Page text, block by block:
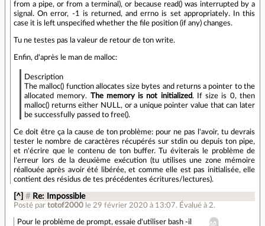
from a pipe, or from a terminal), or because read() was interrupted by a
signal. On error, -1 is returned, and errno is set appropriately. In this
case it is left unspecified whether the file position (if any) changes.
Tu ne testes pas la valeur de retour de ton write.
Enfin, d'après le man de malloc:
Description
The malloc() function allocates size bytes and returns a pointer to the
allocated memory.
The memory is not initialized. If size is 0, then
malloc() returns either NULL, or a unique pointer value that can later
be successfully passed to free().
Ce doit être ça la cause de ton problème: pour ne pas l'avoir, tu devrais
tester le nombre de caractères récupérés sur stdin ou depuis ton pipe,
et n'écrire que le contenu de ton buffer. Tu éviterais le problème de
l'erreur lors de la deuxième exécution (tu utilises une zone mémoire
réallouée après avoir été libérée, et comme elle est pas initialisée, elle
contient des résidus de tes précédentes écritures/lectures).
[^] # Re: Impossible
Posté partotof2000 le 29 février 2020 à 13:07. Évalué à 2.
Pour le problème de prompt, essaie d'utiliser bash -il